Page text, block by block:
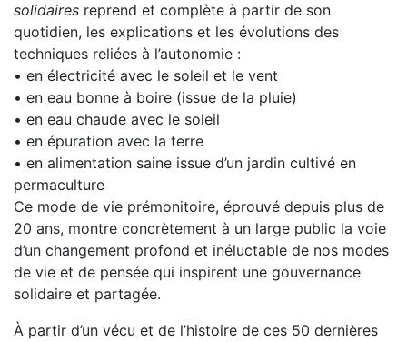
solidaires reprend et complète à partir de son
quotidien, les explications et les évolutions des
techniques reliées à l’autonomie :
• en électricité avec le soleil et le vent
• en eau bonne à boire (issue de la pluie)
• en eau chaude avec le soleil
• en épuration avec la terre
• en alimentation saine issue d’un jardin cultivé en
permaculture
Ce mode de vie prémonitoire, éprouvé depuis plus de
20 ans, montre concrètement à un large public la voie
d’un changement profond et inéluctable de nos modes
de vie et de pensée qui inspirent une gouvernance
solidaire et partagée.
À partir d’un vécu et de l’histoire de ces 50 dernières